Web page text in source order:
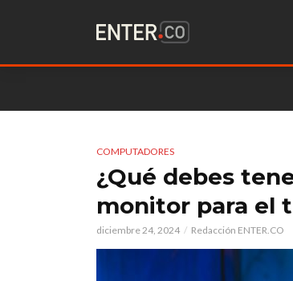
COMPUTADORES
¿Qué debes
monitor para el
diciembre 24, 2024 Redacción ENTER.CO